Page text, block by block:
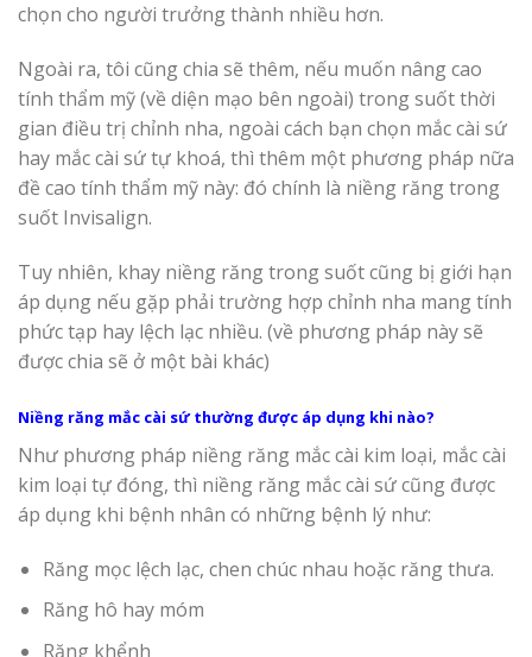
chọn cho người trưởng thành nhiều hơn.
Ngoài ra, tôi cũng chia sẽ thêm, nếu muốn nâng cao
tính thẩm mỹ (về diện mạo bên ngoài) trong suốt thời
gian điều trị chỉnh nha, ngoài cách bạn chọn mắc cài sứ
hay mắc cài sứ tự khoá, thì thêm một phương pháp nữa
đề cao tính thẩm mỹ này: đó chính là niềng răng trong
suốt Invisalign.
Tuy nhiên, khay niềng răng trong suốt cũng bị giới hạn
áp dụng nếu gặp phải trường hợp chỉnh nha mang tính
phức tạp hay lệch lạc nhiều. (về phương pháp này sẽ
được chia sẽ ở một bài khác)
Niềng răng mắc cài sứ thường được áp dụng khi nào?
Như phương pháp niềng răng mắc cài kim loại, mắc cài
kim loại tự đóng, thì niềng răng mắc cài sứ cũng được
áp dụng khi bệnh nhân có những bệnh lý như:
Răng mọc lệch lạc, chen chúc nhau hoặc răng thưa.
Răng hô hay móm
Răng khểnh